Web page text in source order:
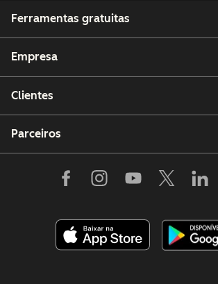
Ferramentas gratuitas
Empresa
Clientes
Parceiros